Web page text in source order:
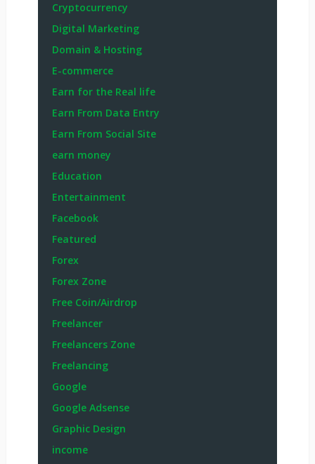
Cryptocurrency
Digital Marketing
Domain & Hosting
E-commerce
Earn for the Real life
Earn From Data Entry
Earn From Social Site
earn money
Education
Entertainment
Facebook
Featured
Forex
Forex Zone
Free Coin/Airdrop
Freelancer
Freelancers Zone
Freelancing
Google
Google Adsense
Graphic Design
income